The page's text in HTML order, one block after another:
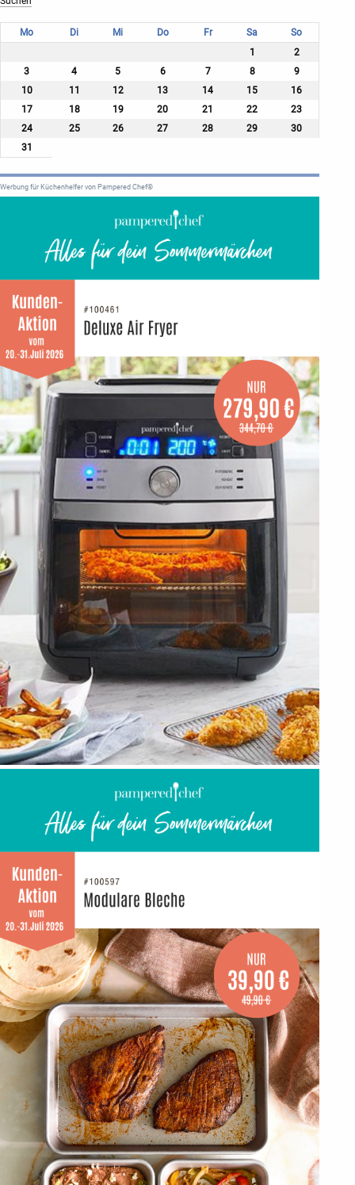
Mo Di Mi Do Fr Sa
So
1
2
3
4 5 6 7 8
9
10
11 12 13 14 15
16
17
18 19 20 21 22
23
24
25 26 27 28 29
30
31
Werbung für Küchenhelfer von Pampered Chef®